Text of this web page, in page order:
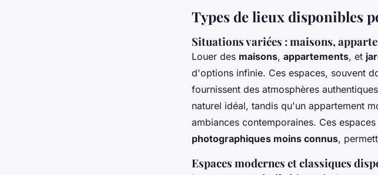
Types de lieux disponibles
Situations variées : maisons,
Louer des maisons, appartements, et
d'options infinie. Ces espaces, souvent
fournissent des atmosphères
naturel idéal, tandis qu'un appartement
ambiances contemporaines. Ces
photographiques moins connus,
Espaces modernes et classiques